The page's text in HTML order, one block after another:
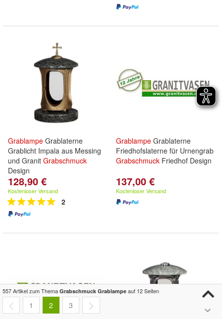
Grablampe Grablaterne
Grablicht Impala aus Messing
und Granit Grabschmuck
Design
128,90 €
Kostenloser Versand
2
Grablampe Grablaterne
Friedhofslaterne für Urnengrab
Grabschmuck Friedhof Design
137,00 €
Kostenloser Versand
557 Artikel zum Thema Grabschmuck Grablampe auf 12 Seiten
1 2 3